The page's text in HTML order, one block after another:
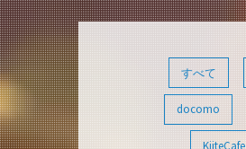
すべて
docomo
KiiteCafe